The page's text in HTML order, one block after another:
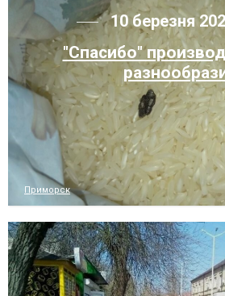
10 березня
"Спасибо"
Приморск